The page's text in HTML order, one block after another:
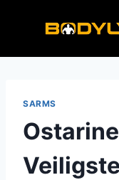
SARMS